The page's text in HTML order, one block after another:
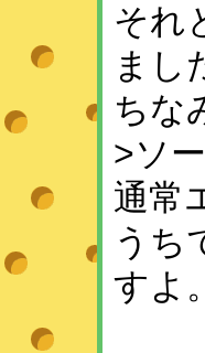
それ
まし
ちな
>ソ
通常
うち
すよ。